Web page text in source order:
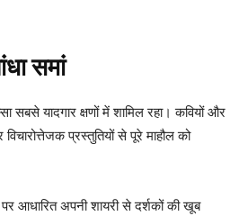
समां
सबसे यादगार क्षणों में शामिल रहा। कवियों और
प्रस्तुतियों से पूरे माहौल को
आधारित अपनी शायरी से दर्शकों की खूब